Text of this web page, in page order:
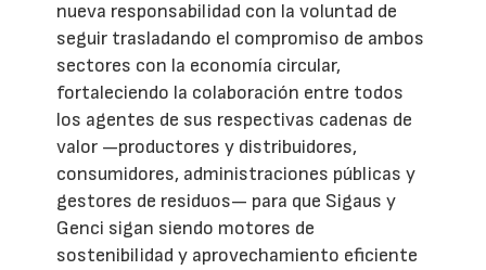
nueva responsabilidad con la voluntad de
seguir trasladando el compromiso de ambos
sectores con la economía circular,
fortaleciendo la colaboración entre todos
los agentes de sus respectivas cadenas de
valor —productores y distribuidores,
consumidores, administraciones públicas y
gestores de residuos— para que Sigaus y
Genci sigan siendo motores de
sostenibilidad y aprovechamiento eficiente